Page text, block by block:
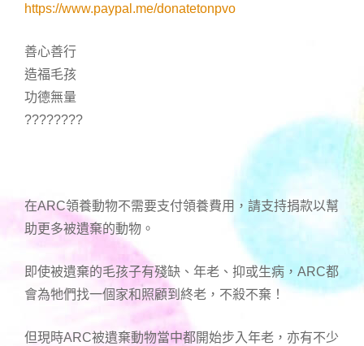
https://www.paypal.me/donatetonpvo
善心善行
造福毛孩
功德無量
????????
在ARC領養動物不需要支付領養費用，請支持捐款以幫
助更多被遺棄的動物。
即使被遺棄的毛孩子有殘缺、年老、抑或生病，ARC都
會為牠們找一個家和照顧到終老，不殺不棄！
但現時ARC被遺棄動物當中都開始步入年老，亦有不少